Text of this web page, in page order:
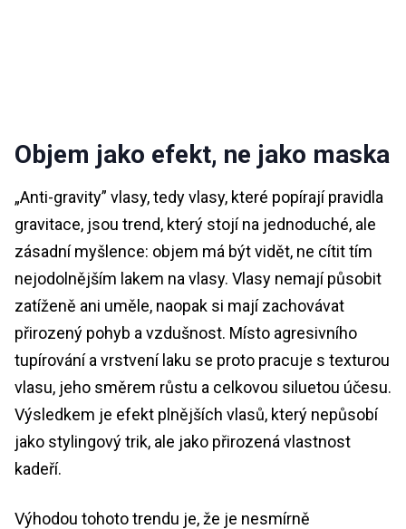
Objem jako efekt, ne jako maska
„Anti-gravity” vlasy, tedy vlasy, které popírají pravidla
gravitace, jsou trend, který stojí na jednoduché, ale
zásadní myšlence: objem má být vidět, ne cítit tím
nejodolnějším lakem na vlasy. Vlasy nemají působit
zatíženě ani uměle, naopak si mají zachovávat
přirozený pohyb a vzdušnost. Místo agresivního
tupírování a vrstvení laku se proto pracuje s texturou
vlasu, jeho směrem růstu a celkovou siluetou účesu.
Výsledkem je efekt plnějších vlasů, který nepůsobí
jako stylingový trik, ale jako přirozená vlastnost
kadeří.
Výhodou tohoto trendu je, že je nesmírně